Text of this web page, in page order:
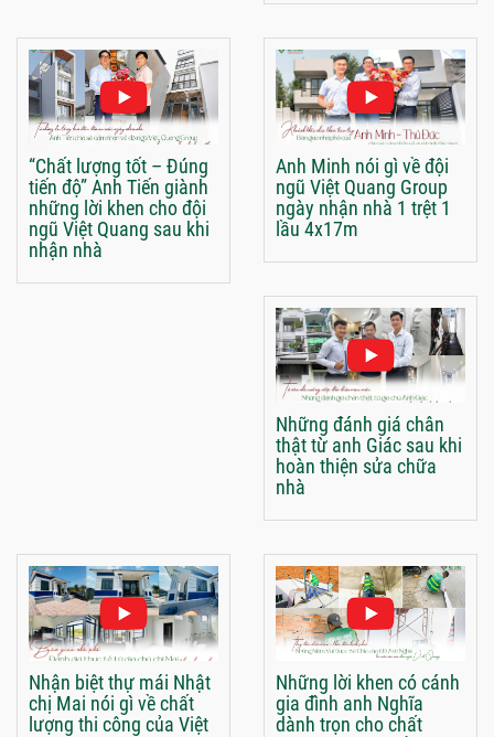
“Chất lượng tốt – Đúng
tiến độ” Anh Tiến giành
những lời khen cho đội
ngũ Việt Quang sau khi
nhận nhà
Anh Minh nói gì về đội
ngũ Việt Quang Group
ngày nhận nhà 1 trệt 1
lầu 4x17m
Những đánh giá chân
thật từ anh Giác sau khi
hoàn thiện sửa chữa
nhà
Nhận biệt thự mái Nhật
chị Mai nói gì về chất
lượng thi công của Việt
Những lời khen có cánh
gia đình anh Nghĩa
dành trọn cho chất